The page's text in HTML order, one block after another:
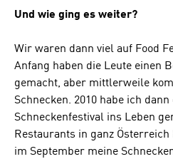
Und wie ging es weiter?
Wir waren dann viel auf Food
Anfang haben die Leute einen
gemacht, aber mittlerweile
Schnecken. 2010 habe ich
Schneckenfestival ins Leben
Restaurants in ganz Österreich
im September meine